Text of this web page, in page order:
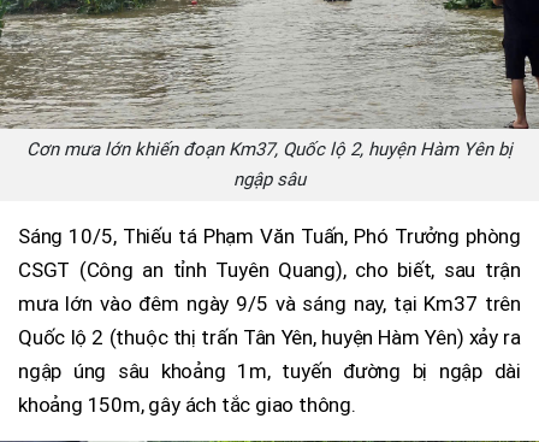
Cơn mưa lớn khiến đoạn Km37, Quốc lộ 2, huyện Hàm Yên bị
ngập sâu
Sáng 10/5, Thiếu tá Phạm Văn Tuấn, Phó Trưởng phòng
CSGT (Công an tỉnh Tuyên Quang), cho biết, sau trận
mưa lớn vào đêm ngày 9/5 và sáng nay, tại Km37 trên
Quốc lộ 2 (thuộc thị trấn Tân Yên, huyện Hàm Yên) xảy ra
ngập úng sâu khoảng 1m, tuyến đường bị ngập dài
khoảng 150m, gây ách tắc giao thông.